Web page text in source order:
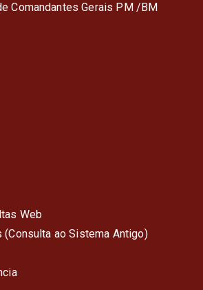
Comandantes Gerais PM /BM
Web
(Consulta ao Sistema Antigo)